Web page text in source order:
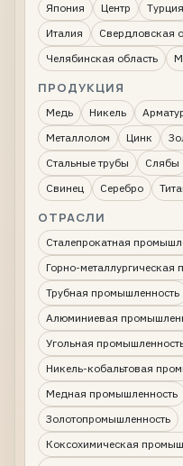
Япония
Центр Турция
Италия
Свердловская
Челябинская область
ПРОДУКЦИЯ
Медь Никель
Металлолом
Цинк
Стальные трубы
Слябы
Свинец
Серебро
ОТРАСЛИ
Сталепрокатная
Горно-металлургическая
Трубная промышленность
Алюминиевая
Угольная
Никель-кобальтовая
Медная промышленность
Золотопромышленность
Коксохимическая